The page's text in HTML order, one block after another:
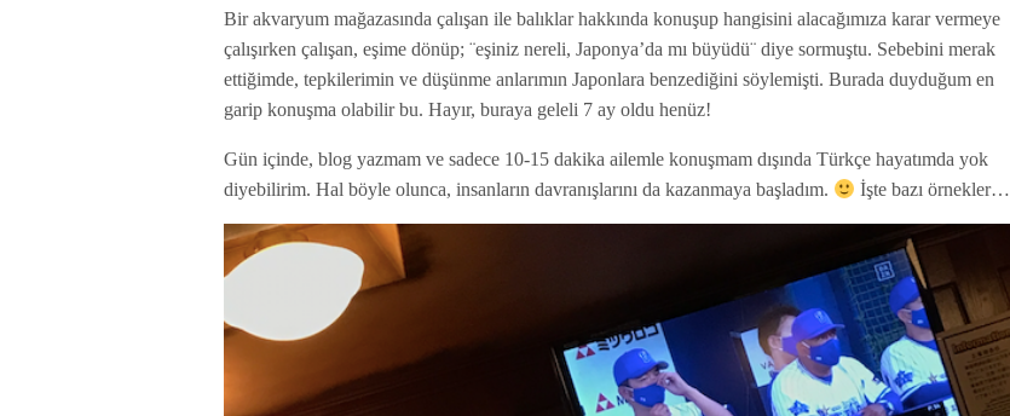
Bir akvaryum mağazasında çalışan ile balıklar hakkında konuşup hangisini alacağımıza karar vermeye
çalışırken çalışan, eşime dönüp; ¨eşiniz nereli, Japonya’da mı büyüdü¨ diye sormuştu. Sebebini merak
ettiğimde, tepkilerimin ve düşünme anlarımın Japonlara benzediğini söylemişti. Burada duyduğum en
garip konuşma olabilir bu. Hayır, buraya geleli 7 ay oldu henüz!
Gün içinde, blog yazmam ve sadece 10-15 dakika ailemle konuşmam dışında Türkçe hayatımda yok
diyebilirim. Hal böyle olunca, insanların davranışlarını da kazanmaya başladım.
İşte bazı örnekler…